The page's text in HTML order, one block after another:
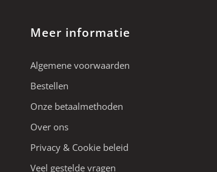
Meer informatie
Algemene voorwaarden
Bestellen
Onze betaalmethoden
Over ons
Privacy & Cookie beleid
Veel gestelde vragen